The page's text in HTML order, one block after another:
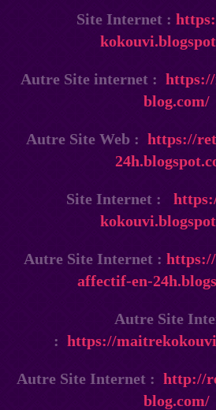
Site Internet :
Autre Site internet :
blog.com/
Autre Site Web : https://
Site Internet :
Autre Site Internet :
affectif-en-
Autre Site
: https://
Autre Site Internet : http://
blog.com/